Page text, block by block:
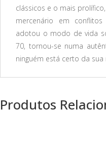
clássicos e o mais
mercenário em
adotou o modo de vida
70, tornou-se numa
ninguém está certo da
Produtos